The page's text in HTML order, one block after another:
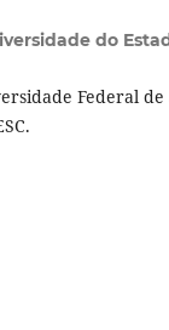
do
Federal de